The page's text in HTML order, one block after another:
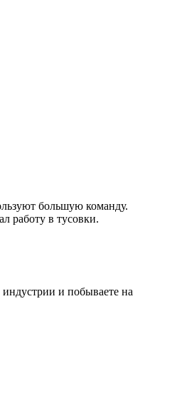
большую команду.
работу в тусовки.
и побываете на